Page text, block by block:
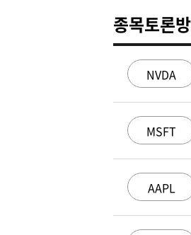
종목토론방
NVDA
MSFT
AAPL